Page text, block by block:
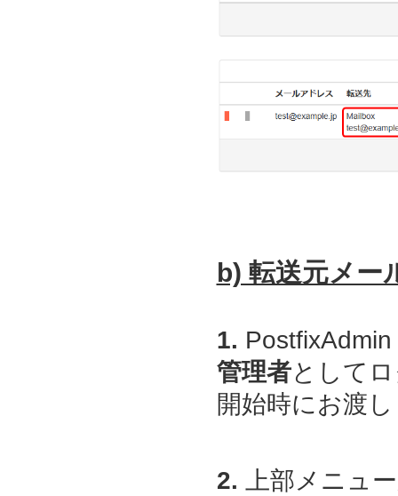
b) 転送元メー
1. PostfixAdmin
管理者として
開始時にお渡
2. 上部メニュ